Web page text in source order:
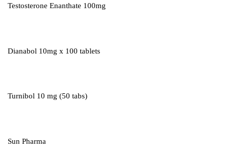
Testosterone Enanthate 100mg
Dianabol 10mg x 100 tablets
Turnibol 10 mg (50 tabs)
Sun Pharma